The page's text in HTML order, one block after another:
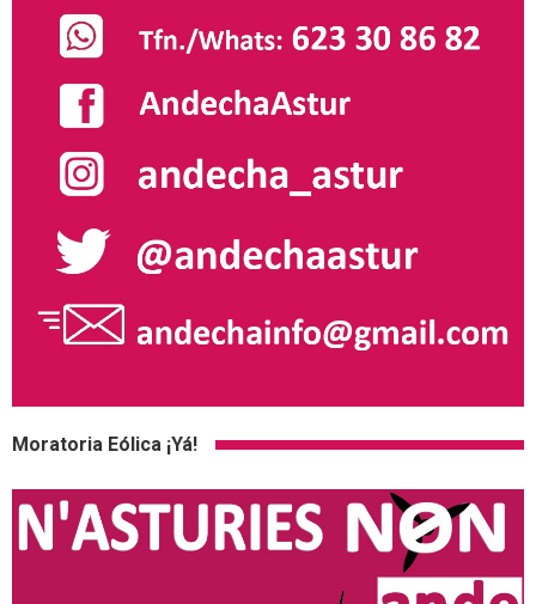
Moratoria Eólica ¡Yá!